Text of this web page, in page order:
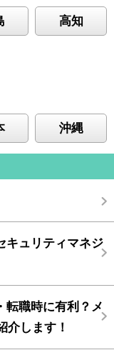
高知
沖縄
キュリティマネジ
転職時に有利？メ
介します！